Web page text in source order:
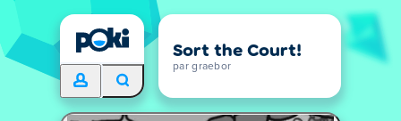
Sort the Court!
par graebor